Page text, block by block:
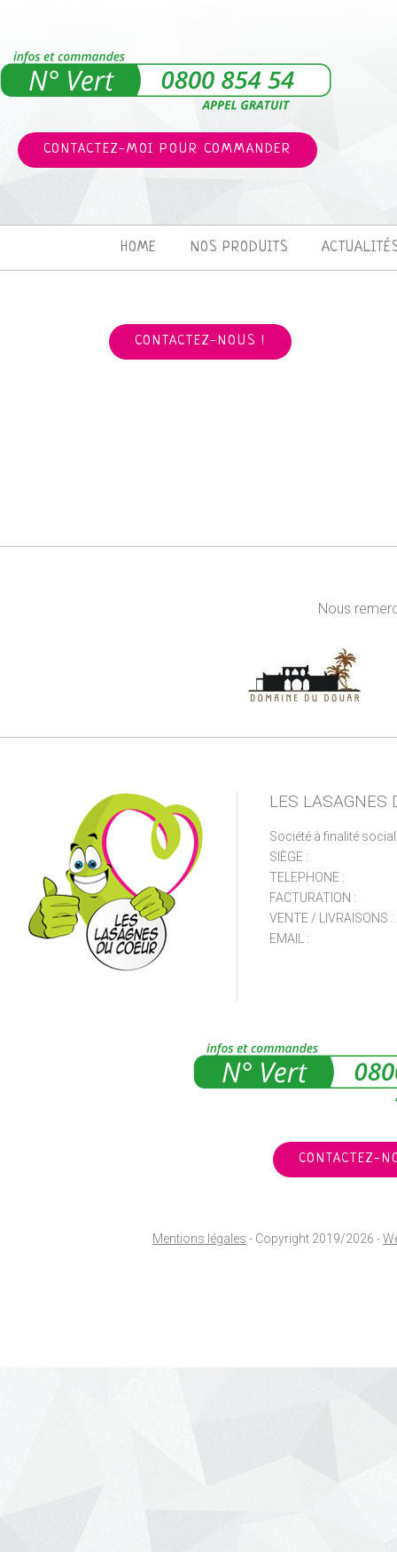
CONTACTEZ-MOI POUR COMMANDER
HOME NOS PRODUITS
CONTACTEZ-NOUS !
Nous
LES LASAGNES
Société à finalité
SIÈGE :
TELEPHONE :
FACTURATION :
VENTE / LIVRAISONS :
EMAIL :
CONTACTEZ-
Mentions légales - Copyright 2019/2026 -